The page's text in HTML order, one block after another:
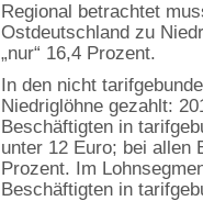
Regional betrachtet
Ostdeutschland zu
„nur“ 16,4 Prozent.
In den nicht
Niedriglöhne gezahlt:
Beschäftigten in
unter 12 Euro; bei allen
Prozent. Im
Beschäftigten in